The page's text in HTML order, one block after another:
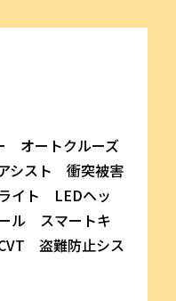
オートクルーズ
シスト 衝突被害
イト LEDヘッ
ル スマートキ
盗難防止シス